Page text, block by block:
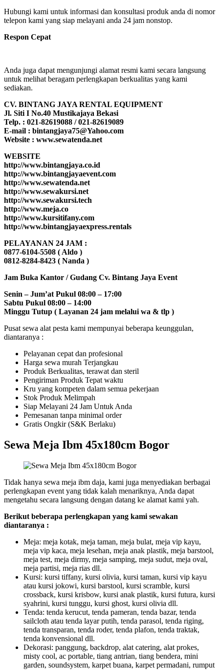
Hubungi kami untuk informasi dan konsultasi produk anda di nomor
telepon kami yang siap melayani anda 24 jam nonstop.
Respon Cepat
Anda juga dapat mengunjungi alamat resmi kami secara langsung
untuk melihat beragam perlengkapan berkualitas yang kami
sediakan.
CV. BINTANG JAYA RENTAL EQUIPMENT
Jl. Siti I No.40 Mustikajaya Bekasi
Telp. : 021-82619088 / 021-82619089
E-mail : bintangjaya75@Yahoo.com
Website : www.sewatenda.net
WEBSITE
http://www.bintangjaya.co.id
http://www.bintangjayaevent.com
http://www.sewatenda.net
http://www.sewakursi.net
http://www.sewakursi.tech
http://www.meja.co
http://www.kursitifany.com
http://www.bintangjayaexpress.rentals
PELAYANAN 24 JAM :
0877-6104-5508 ( Aldo )
0812-8284-8423 ( Nanda )
Jam Buka Kantor / Gudang Cv. Bintang Jaya Event
Senin – Jum’at Pukul 08:00 – 17:00
Sabtu Pukul 08:00 – 14:00
Minggu Tutup ( Layanan 24 jam melalui wa & tlp )
Pusat sewa alat pesta kami mempunyai beberapa keunggulan,
diantaranya :
Pelayanan cepat dan profesional
Harga sewa murah Terjangkau
Produk Berkualitas, terawat dan steril
Pengiriman Produk Tepat waktu
Kru yang kompeten dalam semua pekerjaan
Stok Produk Melimpah
Siap Melayani 24 Jam Untuk Anda
Pemesanan tanpa minimal order
Gratis Ongkir (S&K Berlaku)
Sewa Meja Ibm 45x180cm Bogor
Tidak hanya sewa meja ibm daja, kami juga menyediakan berbagai
perlengkapan event yang tidak kalah menariknya, Anda dapat
mengetahu secara langsung dengan datang ke alamat kami yah.
Berikut beberapa perlengkapan yang kami sewakan
diantaranya :
Meja: meja kotak, meja taman, meja bulat, meja vip kayu,
meja vip kaca, meja lesehan, meja anak plastik, meja barstool,
meja test, meja dirmy, meja samping, meja sudut, meja oval,
meja partisi, meja rias dll.
Kursi: kursi tiffany, kursi olivia, kursi taman, kursi vip kayu
atau kursi jokowi, kursi barstool, kursi scramble, kursi
crossback, kursi krisbow, kursi anak plastik, kursi futura, kursi
syahrini, kursi tunggu, kursi ghost, kursi olivia dll.
Tenda: tenda kerucut, tenda pameran, tenda bazar, tenda
sailcloth atau tenda layar putih, tenda parasol, tenda riging,
tenda transparan, tenda roder, tenda plafon, tenda traktak,
tenda konvensional dll.
Dekorasi: panggung, backdrop, alat catering, alat prokes,
misty cool, ac portable, tiang antrian, tiang bendera, mini
garden, soundsystem, karpet buana, karpet permadani, rumput